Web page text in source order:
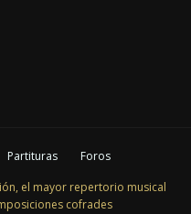
Partituras
Foros
el mayor repertorio musical
cofrades